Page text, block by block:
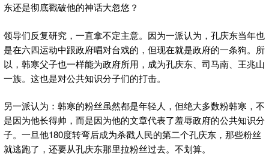
东还是彻底戳破他的神话大忽悠？
领导们反复研究，一直拿不定主意。因为一派认为，孔庆东当年也
是在六四运动中跟政府唱对台戏的，但现在就是政府的一条狗。所
以，韩寒父子也一样能为政府所用，成为孔庆东、司马南、王兆山
一族。这也是对公共知识分子们的打击。
另一派认为：韩寒的粉丝虽然都是年轻人，但绝大多数粉韩寒，不
是因为他长得帅，而是因为他的文章代表了羞辱政府的公共知识分
子。一旦他180度转弯后成为杀戳人民的第二个孔庆东，那些粉丝
就逃跑了，还要从孔庆东那里拉粉丝过去。不划算。